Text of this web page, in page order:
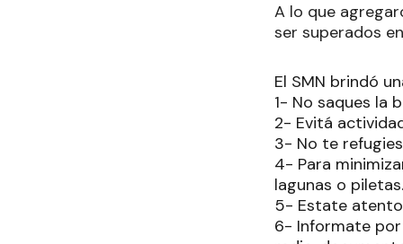
A lo que
ser superados
El SMN brindó
1- No saques la
2- Evitá
3- No te
4- Para
lagunas o piletas.
5- Estate
6- Informate por